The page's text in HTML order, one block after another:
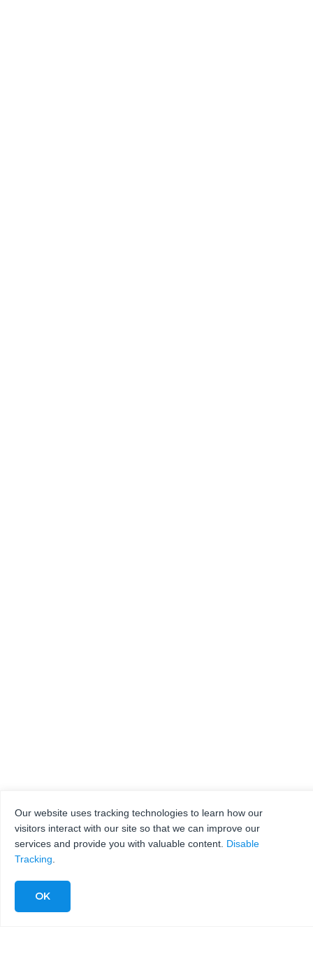
Our website uses tracking technologies to learn how our
visitors interact with our site so that we can improve our
services and provide you with valuable content. Disable
Tracking